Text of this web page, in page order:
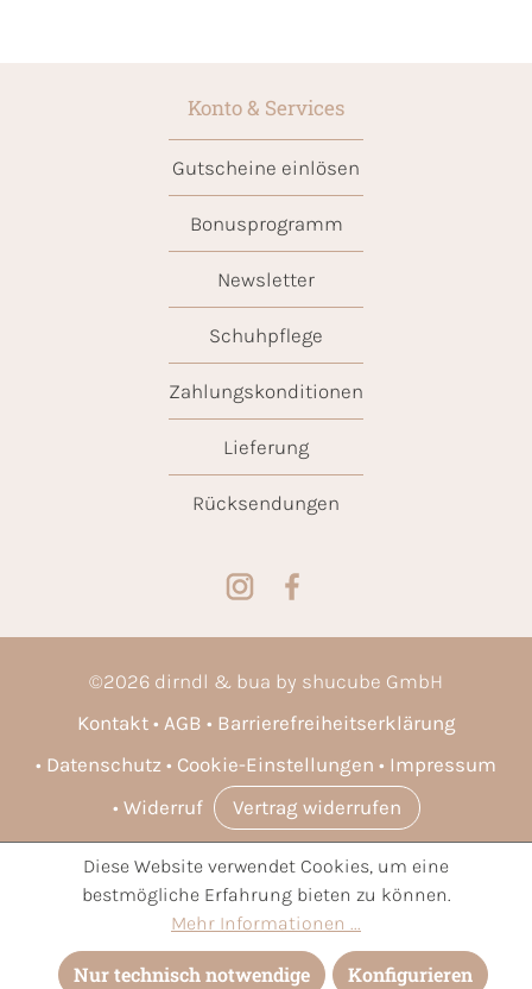
Konto & Services
Gutscheine einlösen
Bonusprogramm
Newsletter
Schuhpflege
Zahlungskonditionen
Lieferung
Rücksendungen
©2026 dirndl & bua by shucube GmbH
Kontakt
AGB
Barrierefreiheitserklärung
Datenschutz
Cookie-Einstellungen
Impressum
Widerruf
Vertrag widerrufen
* Alle Preise inkl. gesetzl. Mehrwertsteuer zzgl.Versandkosten
und ggf. Nachnahmegebühren, wenn nicht anders angegeben.
Diese Website verwendet Cookies, um eine
bestmögliche Erfahrung bieten zu können.
Mehr Informationen ...
Nur technisch notwendige Konfigurieren